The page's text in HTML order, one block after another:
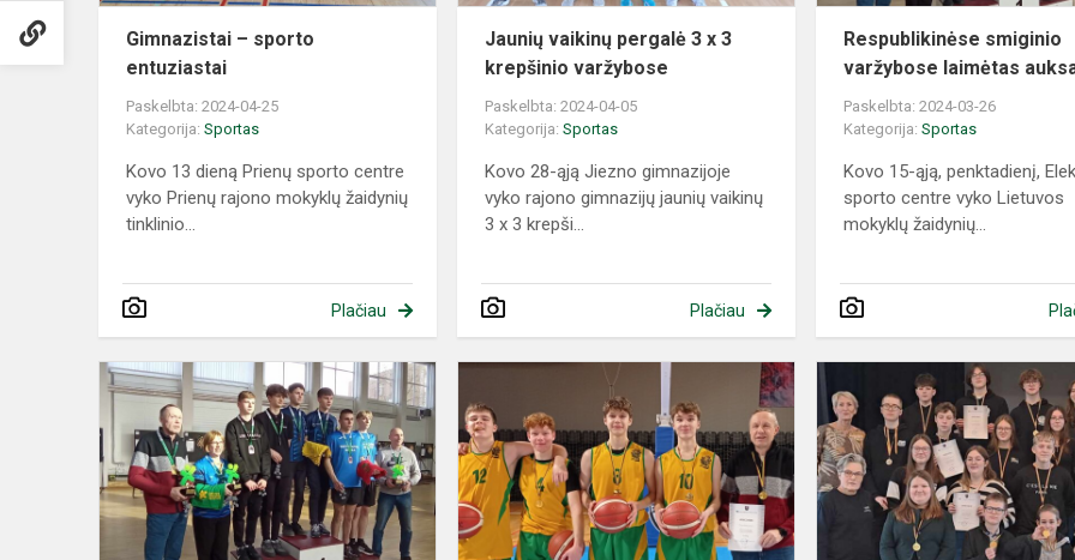
Gimnazistai – sporto
entuziastai
Paskelbta: 2024-04-25
Kategorija: Sportas
Kovo 13 dieną Prienų sporto centre
vyko Prienų rajono mokyklų žaidynių
tinklinio...
Plačiau
Jaunių vaikinų pergalė 3 x 3
krepšinio varžybose
Paskelbta: 2024-04-05
Kategorija:Sportas
Kovo 28-ąją Jiezno gimnazijoje
vyko rajono gimnazijų jaunių vaikinų
3 x 3 krepši...
Plačiau
Respublikinėse smiginio
varžybose laimėtas
Paskelbta: 2024-03-26
Kategorija:Sportas
Kovo 15-ąją, penktadienį,
sporto centre vyko Lietuvos
mokyklų žaidynių...
Prienų
Žiburio
gimnazija
-
Lietuvos
mokyklų
žaidynių
Sėkmė
smiginio
ir
krepšinio
3
x
3